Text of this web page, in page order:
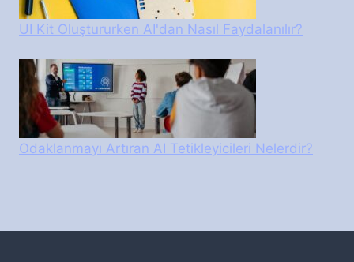
UI Kit Oluştururken AI'dan Nasıl Faydalanılır?
Odaklanmayı Artıran AI Tetikleyicileri Nelerdir?